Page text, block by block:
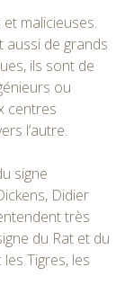
malicieuses.
aussi de grands
ils sont de
ou
centres
l’autre.
signe
Didier
très
du Rat et du
Tigres, les